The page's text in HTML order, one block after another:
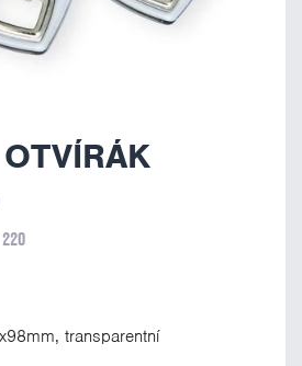
transparentní